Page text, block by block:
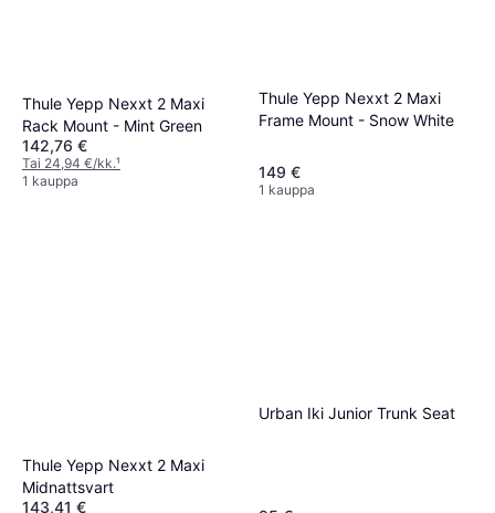
Thule Yepp Nexxt 2 Maxi
Rack Mount - Mint Green
142,76 €
Tai 24,94 €/kk.¹
1 kauppa
Thule Yepp Nexxt 2 Maxi
Frame Mount - Snow White
149 €
1 kauppa
Thule Yepp Nexxt 2 Maxi
Midnattsvart
143,41 €
Urban Iki Junior Trunk Seat